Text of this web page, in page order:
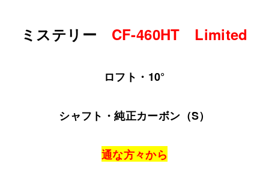
ミステリー CF-460HT Limited
ロフト・10°
シャフト・純正カーボン（S）
通な方々から